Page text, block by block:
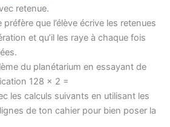
retenue.
préfère que l’élève écrive les retenues
et qu’il les raye à chaque fois
du planétarium en essayant de
128 x 2 =
les calculs suivants en utilisant les
de ton cahier pour bien poser la